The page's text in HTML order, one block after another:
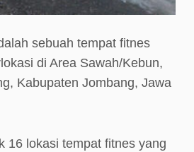
sebuah tempat fitnes
di Area Sawah/Kebun,
Kabupaten Jombang, Jawa
16 lokasi tempat fitnes yang